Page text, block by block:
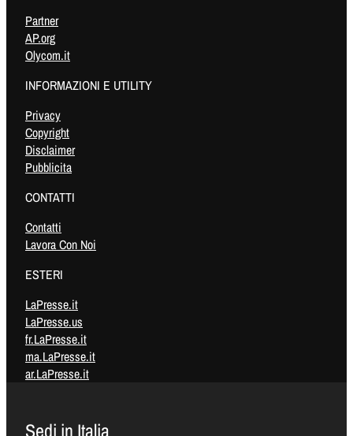
Partner
AP.org
Olycom.it
INFORMAZIONI E UTILITY
Privacy
Copyright
Disclaimer
Pubblicita
CONTATTI
Contatti
Lavora Con Noi
ESTERI
LaPresse.it
LaPresse.us
fr.LaPresse.it
ma.LaPresse.it
ar.LaPresse.it
Sedi in Italia